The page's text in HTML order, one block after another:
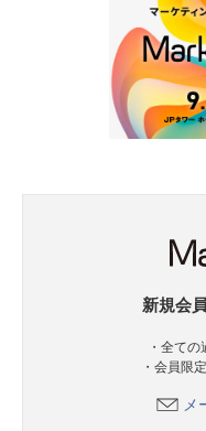
新規会
・全て
・会員限
メ